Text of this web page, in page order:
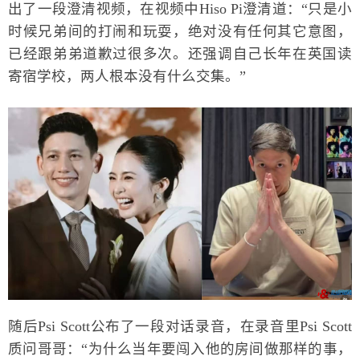
出了一段澄清视频，在视频中Hiso Pi澄清道：“只是小
时候兄弟间的打闹和玩耍，绝对没有任何其它意图，
已经跟弟弟道歉过很多次。还强调自己长年在英国读
寄宿学校，两人根本没有什么交集。”
随后Psi Scott公布了一段对话录音，在录音里Psi Scott
质问哥哥：“为什么当年要闯入他的房间做那样的事，